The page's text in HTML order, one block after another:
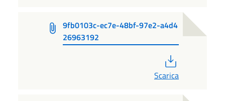
9fb0103c-ec7e-48bf-97e2-a4d4
26963192
Scarica